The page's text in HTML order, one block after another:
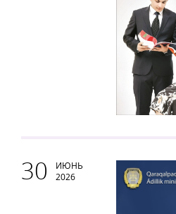
30
ИЮНЬ
2026